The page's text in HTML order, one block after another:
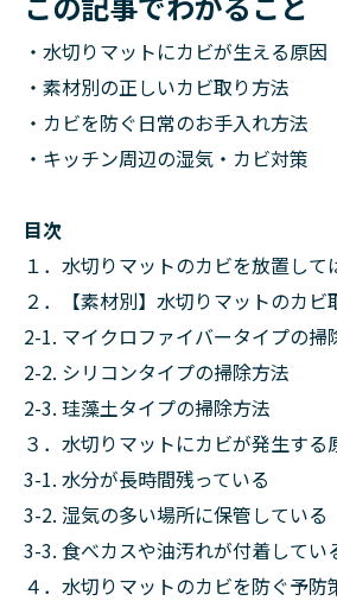
・水切りマットにカビが生える原因
・素材別の正しいカビ取り方法
・カビを防ぐ日常のお手入れ方法
・キッチン周辺の湿気・カビ対策
目次
１．水切りマットのカビを放置して
２．【素材別】水切りマットのカビ
2-1. マイクロファイバータイプの掃
2-2. シリコンタイプの掃除方法
2-3. 珪藻土タイプの掃除方法
３．水切りマットにカビが発生する
3-1. 水分が長時間残っている
3-2. 湿気の多い場所に保管している
3-3. 食べカスや油汚れが付着してい
４．水切りマットのカビを防ぐ予防